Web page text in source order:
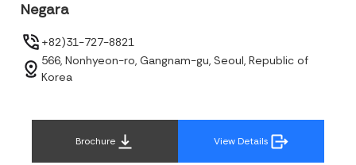
Negara
+82)31-727-8821
566, Nonhyeon-ro, Gangnam-gu, Seoul, Republic of
Korea
Brochure View Details